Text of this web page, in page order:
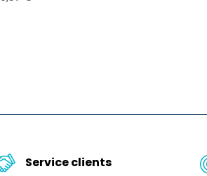
Service clients